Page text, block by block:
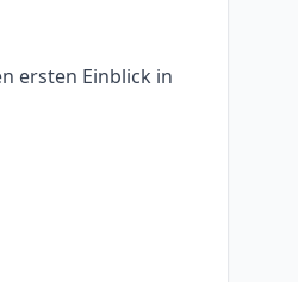
ersten Einblick in